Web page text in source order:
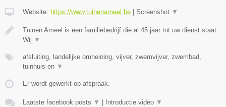
Website: https://www.tuinenameel.be Screenshot ▼
Tuinen Ameel is een familiebedrijf die al 45 jaar tot uw dienst staat.
Wij ▼
afsluiting, landelijke omheining, vijver, zwemvijver, zwembad,
tuinhuis en ▼
Er wordt gewerkt op afspraak.
Laatste facebook posts ▼ Introductie video ▼